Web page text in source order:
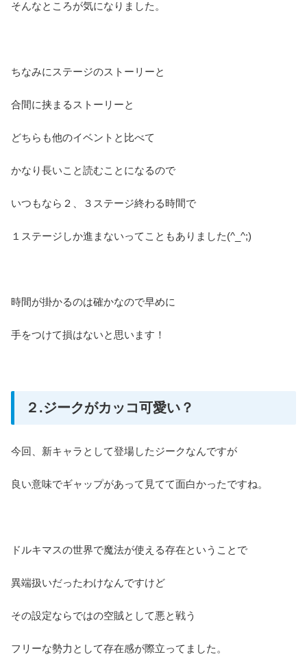
そんなところが気になりました。
ちなみにステージのストーリーと
合間に挟まるストーリーと
どちらも他のイベントと比べて
かなり長いこと読むことになるので
いつもなら２、３ステージ終わる時間で
１ステージしか進まないってこともありました(^_^;)
時間が掛かるのは確かなので早めに
手をつけて損はないと思います！
２.ジークがカッコ可愛い？
今回、新キャラとして登場したジークなんですが
良い意味でギャップがあって見てて面白かったですね。
ドルキマスの世界で魔法が使える存在ということで
異端扱いだったわけなんですけど
その設定ならではの空賊として悪と戦う
フリーな勢力として存在感が際立ってました。